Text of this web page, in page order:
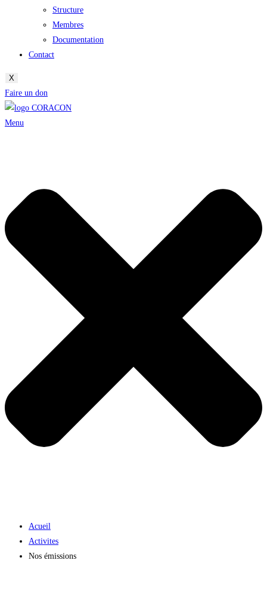
Structure
Membres
Documentation
Contact
X
Faire un don
Menu
Acueil
Activites
Nos émissions